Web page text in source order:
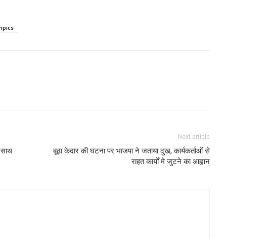
Next article
बूढ़ा केदार की घटना पर भाजपा ने जताया दुख, कार्यकर्ताओं से
राहत कार्यों मे जुटने का आह्वान